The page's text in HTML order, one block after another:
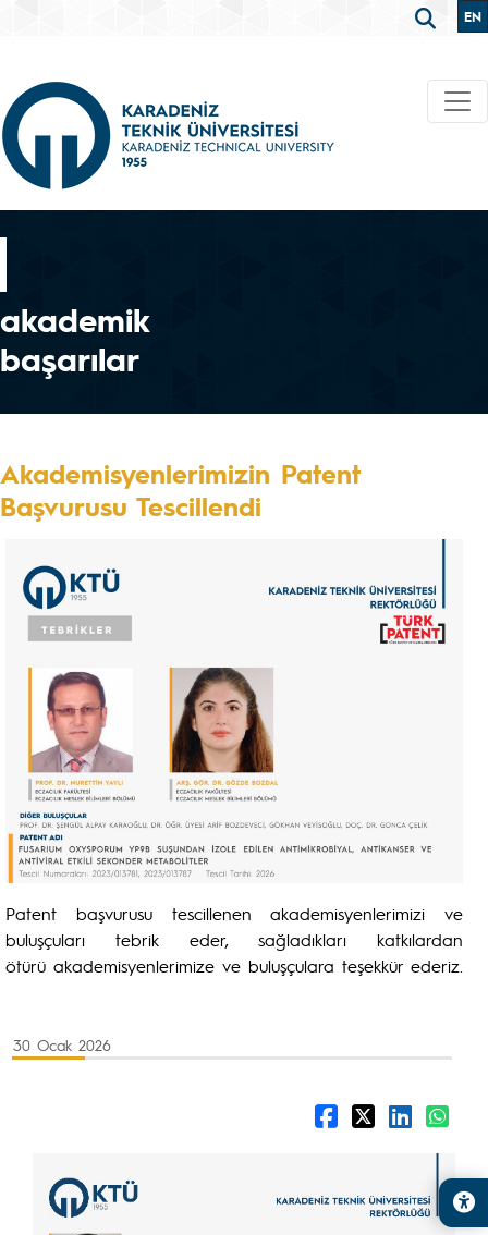
EN
akademik
başarılar
Akademisyenlerimizin Patent
Başvurusu Tescillendi
Patent başvurusu tescillenen akademisyenlerimizi ve
buluşçuları tebrik eder, sağladıkları katkılardan
ötürü akademisyenlerimize ve buluşçulara teşekkür ederiz.
30 Ocak 2026